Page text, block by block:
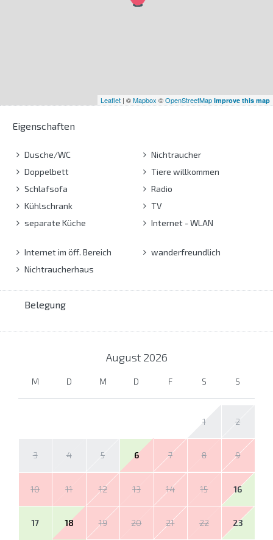
Leaflet | ©Mapbox ©OpenStreetMap Improve this map
Eigenschaften
Dusche/WC
Doppelbett
Schlafsofa
Kühlschrank
separate Küche
Nichtraucher
Tiere willkommen
Radio
TV
Internet - WLAN
Internet im öff. Bereich
Nichtraucherhaus
wanderfreundlich
Belegung
August 2026
M D M D F S S
1 2
3 4 5 6 7 8 9
10 11 12 13 14 15 16
17 18 19 20 21 22 23